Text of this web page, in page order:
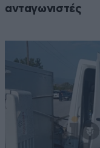
ανταγωνιστές